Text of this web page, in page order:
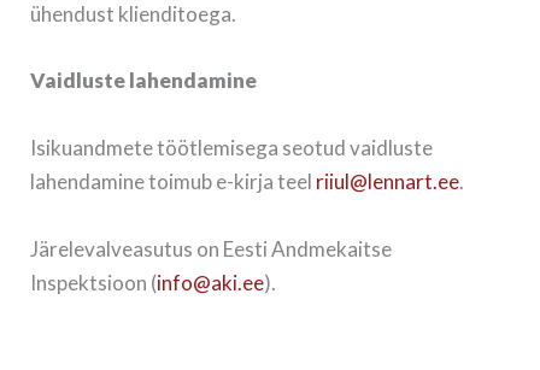
ühendust klienditoega.
Vaidluste lahendamine
Isikuandmete töötlemisega seotud vaidluste
lahendamine toimub e-kirja teel riiul@lennart.ee.
Järelevalveasutus on Eesti Andmekaitse
Inspektsioon (info@aki.ee).